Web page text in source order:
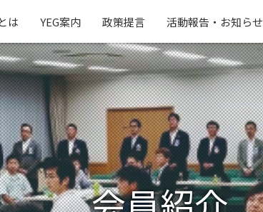
は YEG案内 政策提言 活動報告・お知らせ